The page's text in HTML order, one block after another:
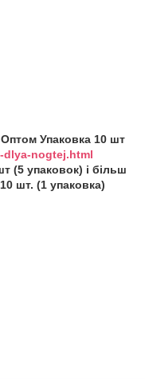
Оптом Упаковка 10 шт
dlya-nogtej.html
(5 упаковок) і більш
шт. (1 упаковка)